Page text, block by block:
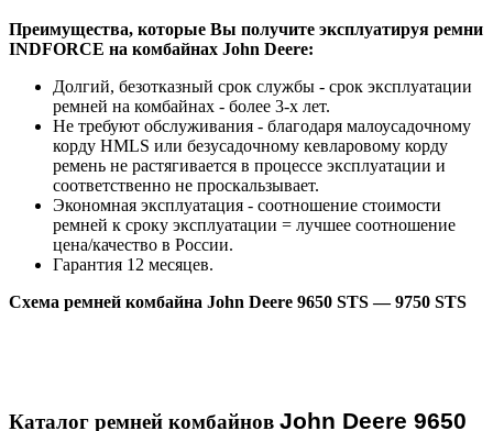
Преимущества, которые Вы получите эксплуатируя ремни
INDFORCE на комбайнах John Deere:
Долгий, безотказный срок службы - срок эксплуатации
ремней на комбайнах - более 3-х лет.
Не требуют обслуживания - благодаря малоусадочному
корду HMLS или безусадочному кевларовому корду
ремень не растягивается в процессе эксплуатации и
соответственно не проскальзывает.
Экономная эксплуатация - соотношение стоимости
ремней к сроку эксплуатации = лучшее соотношение
цена/качество в России.
Гарантия 12 месяцев.
Схема ремней комбайна John Deere 9650 STS — 9750 STS
Каталог ремней комбайнов John Deere 9650